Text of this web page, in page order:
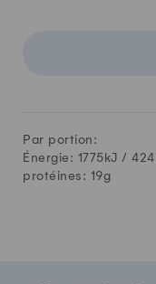
Par portion:
Énergie: 1775kJ / 424
protéines: 19g